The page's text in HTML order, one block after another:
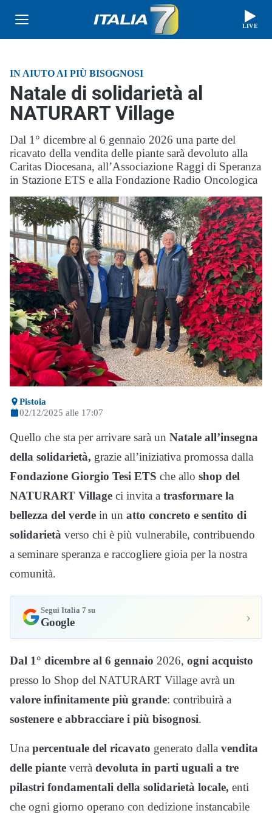
LIVE
IN AIUTO AI PIÙ BISOGNOSI
Natale di solidarietà al
NATURART Village
Dal 1° dicembre al 6 gennaio 2026 una parte del
ricavato della vendita delle piante sarà devoluto alla
Caritas Diocesana, all’Associazione Raggi di Speranza
in Stazione ETS e alla Fondazione Radio Oncologica
Pistoia
02/12/2025 alle 17:07
Quello che sta per arrivare sarà un Natale all’insegna
della solidarietà, grazie all’iniziativa promossa dalla
Fondazione Giorgio Tesi ETS che allo shop del
NATURART Village ci invita a trasformare la
bellezza del verde in un atto concreto e sentito di
solidarietà verso chi è più vulnerabile, contribuendo
a seminare speranza e raccogliere gioia per la nostra
comunità.
Segui Italia 7 su
Google ›
Dal 1° dicembre al 6 gennaio 2026, ogni acquisto
presso lo Shop del NATURART Village avrà un
valore infinitamente più grande: contribuirà a
sostenere e abbracciare i più bisognosi.
Una percentuale del ricavato generato dalla vendita
delle piante verrà devoluta in parti uguali a tre
pilastri fondamentali della solidarietà locale, enti
che ogni giorno operano con dedizione instancabile